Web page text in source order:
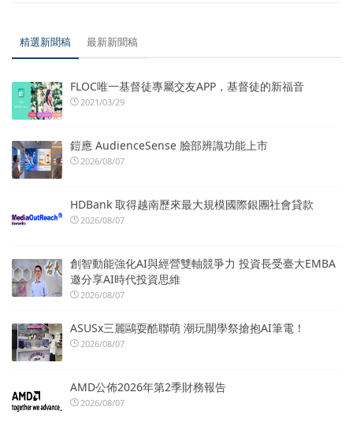
精選新聞稿 最新新聞稿
FLOC唯一基督徒專屬交友APP，基督徒的新福音
2021/03/29
鎧應 AudienceSense 臉部辨識功能上市
2026/08/07
HDBank 取得越南歷來最大規模國際銀團社會貸款
2026/08/07
創智動能強化AI與經營雙軸競爭力 投資長受臺大EMBA
邀分享AI時代投資思維
2026/08/07
ASUSx三麗鷗耍酷聯萌 潮玩開學祭搶抱AI筆電！
2026/08/07
AMD公佈2026年第2季財務報告
2026/08/07